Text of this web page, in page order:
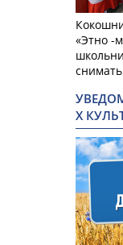
«Этно -
Х